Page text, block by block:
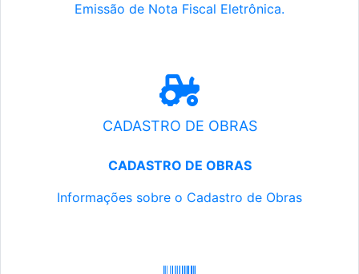
Emissão de Nota Fiscal Eletrônica.
CADASTRO DE OBRAS
CADASTRO DE OBRAS
Informações sobre o Cadastro de Obras